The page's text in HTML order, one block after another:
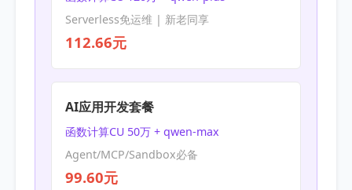
Serverless免运维 | 新老同享
112.66元
AI应用开发套餐
函数计算CU 50万 + qwen-max
Agent/MCP/Sandbox必备
99.60元